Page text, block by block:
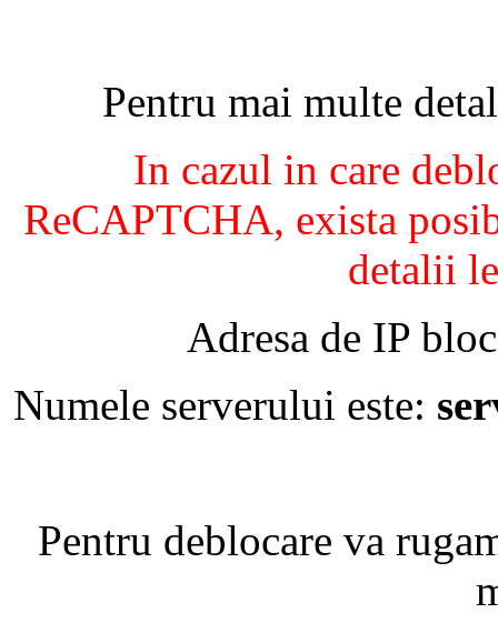
Pentru mai multe
In cazul in care
ReCAPTCHA, exista
detalii
Adresa de IP
Numele serverului este:
Pentru deblocare va